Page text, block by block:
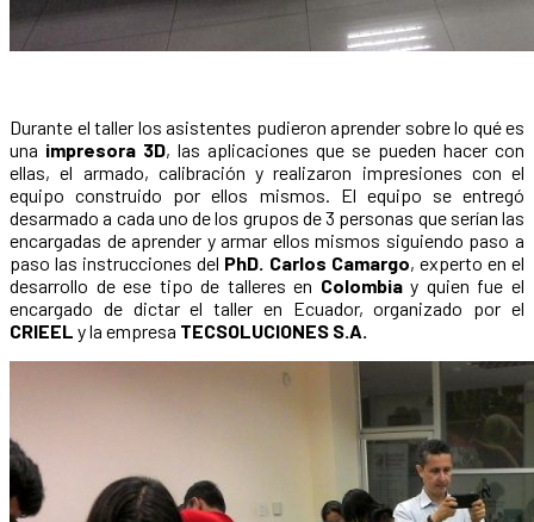
Durante el taller los asistentes pudieron aprender sobre lo qué es
una impresora 3D, las aplicaciones que se pueden hacer con
ellas, el armado, calibración y realizaron impresiones con el
equipo construido por ellos mismos. El equipo se entregó
desarmado a cada uno de los grupos de 3 personas que serían las
encargadas de aprender y armar ellos mismos siguiendo paso a
paso las instrucciones del PhD. Carlos Camargo, experto en el
desarrollo de ese tipo de talleres en Colombiay quien fue el
encargado de dictar el taller en Ecuador, organizado por el
CRIEEL y la empresa TECSOLUCIONES S.A.